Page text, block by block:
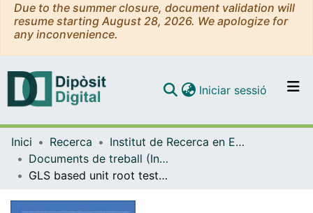
Due to the summer closure, document validation will
resume starting August 28, 2026. We apologize for
any inconvenience.
Navega per tot el DD
Com publicar
Iniciar sessió (current)
Inici Recerca
Institut de Recerca en Economia Aplicada Regional i Pública (IREA)
Documents de treball (Institut de Recerca en Economia Aplicada Regional i Pública (IREA))
GLS based unit root tests for bounded processes